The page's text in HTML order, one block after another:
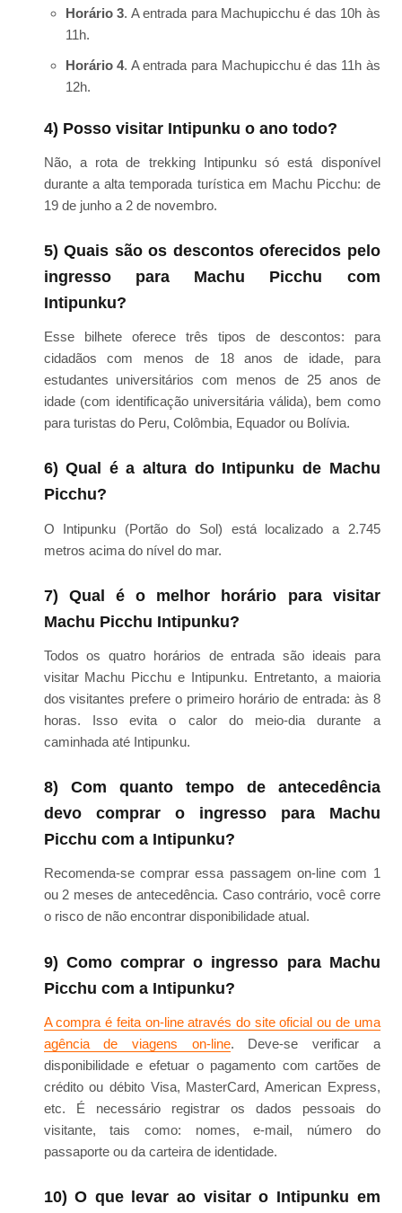
Horário 3. A entrada para Machupicchu é das 10h às
11h.
Horário 4. A entrada para Machupicchu é das 11h às
12h.
4) Posso visitar Intipunku o ano todo?
Não, a rota de trekking Intipunku só está disponível
durante a alta temporada turística em Machu Picchu: de
19 de junho a 2 de novembro.
5) Quais são os descontos oferecidos pelo
ingresso para Machu Picchu com
Intipunku?
Esse bilhete oferece três tipos de descontos: para
cidadãos com menos de 18 anos de idade, para
estudantes universitários com menos de 25 anos de
idade (com identificação universitária válida), bem como
para turistas do Peru, Colômbia, Equador ou Bolívia.
6) Qual é a altura do Intipunku de Machu
Picchu?
O Intipunku (Portão do Sol) está localizado a 2.745
metros acima do nível do mar.
7) Qual é o melhor horário para visitar
Machu Picchu Intipunku?
Todos os quatro horários de entrada são ideais para
visitar Machu Picchu e Intipunku. Entretanto, a maioria
dos visitantes prefere o primeiro horário de entrada: às 8
horas. Isso evita o calor do meio-dia durante a
caminhada até Intipunku.
8) Com quanto tempo de antecedência
devo comprar o ingresso para Machu
Picchu com a Intipunku?
Recomenda-se comprar essa passagem on-line com 1
ou 2 meses de antecedência. Caso contrário, você corre
o risco de não encontrar disponibilidade atual.
9) Como comprar o ingresso para Machu
Picchu com a Intipunku?
A compra é feita on-line através do site oficial ou de uma
agência de viagens on-line. Deve-se verificar a
disponibilidade e efetuar o pagamento com cartões de
crédito ou débito Visa, MasterCard, American Express,
etc. É necessário registrar os dados pessoais do
visitante, tais como: nomes, e-mail, número do
passaporte ou da carteira de identidade.
10) O que levar ao visitar o Intipunku em